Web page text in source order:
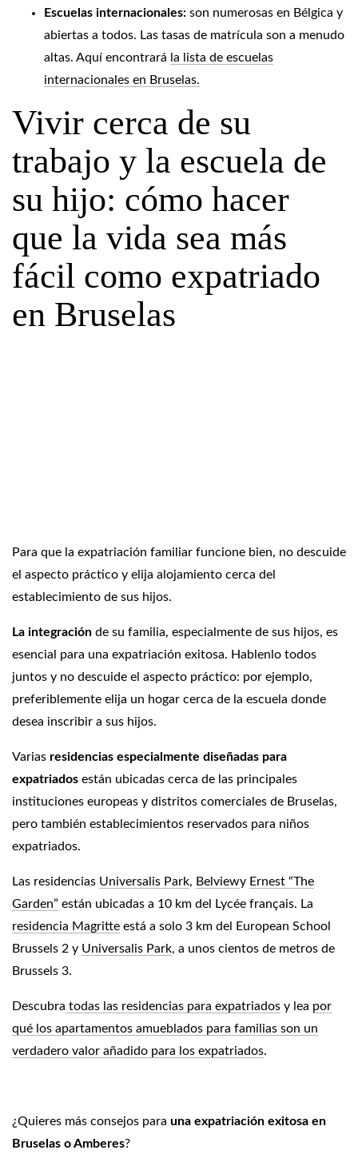
Escuelas internacionales: son numerosas en Bélgica y
abiertas a todos. Las tasas de matrícula son a menudo
altas. Aquí encontrará la lista de escuelas
internacionales en Bruselas.
Vivir cerca de su
trabajo y la escuela de
su hijo: cómo hacer
que la vida sea más
fácil como expatriado
en Bruselas
Para que la expatriación familiar funcione bien, no descuide
el aspecto práctico y elija alojamiento cerca del
establecimiento de sus hijos.
La integración de su familia, especialmente de sus hijos, es
esencial para una expatriación exitosa. Hablenlo todos
juntos y no descuide el aspecto práctico: por ejemplo,
preferiblemente elija un hogar cerca de la escuela donde
desea inscribir a sus hijos.
Varias residencias especialmente diseñadas para
expatriados están ubicadas cerca de las principales
instituciones europeas y distritos comerciales de Bruselas,
pero también establecimientos reservados para niños
expatriados.
Las residencias Universalis Park, Belviewy Ernest “The
Garden” están ubicadas a 10 km del Lycée français. La
residencia Magritte está a solo 3 km del European School
Brussels 2 y Universalis Park, a unos cientos de metros de
Brussels 3.
Descubra todas las residencias para expatriados y lea por
qué los apartamentos amueblados para familias son un
verdadero valor añadido para los expatriados.
¿Quieres más consejos para una expatriación exitosa en
Bruselas o Amberes?